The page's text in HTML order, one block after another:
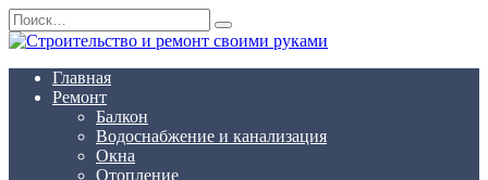
Перейти
к
содержанию
Search
for:
Главная
Ремонт
Балкон
Водоснабжение и канализация
Окна
Отопление